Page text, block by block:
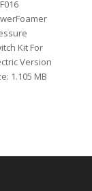
Kit For
Version
1.105 MB